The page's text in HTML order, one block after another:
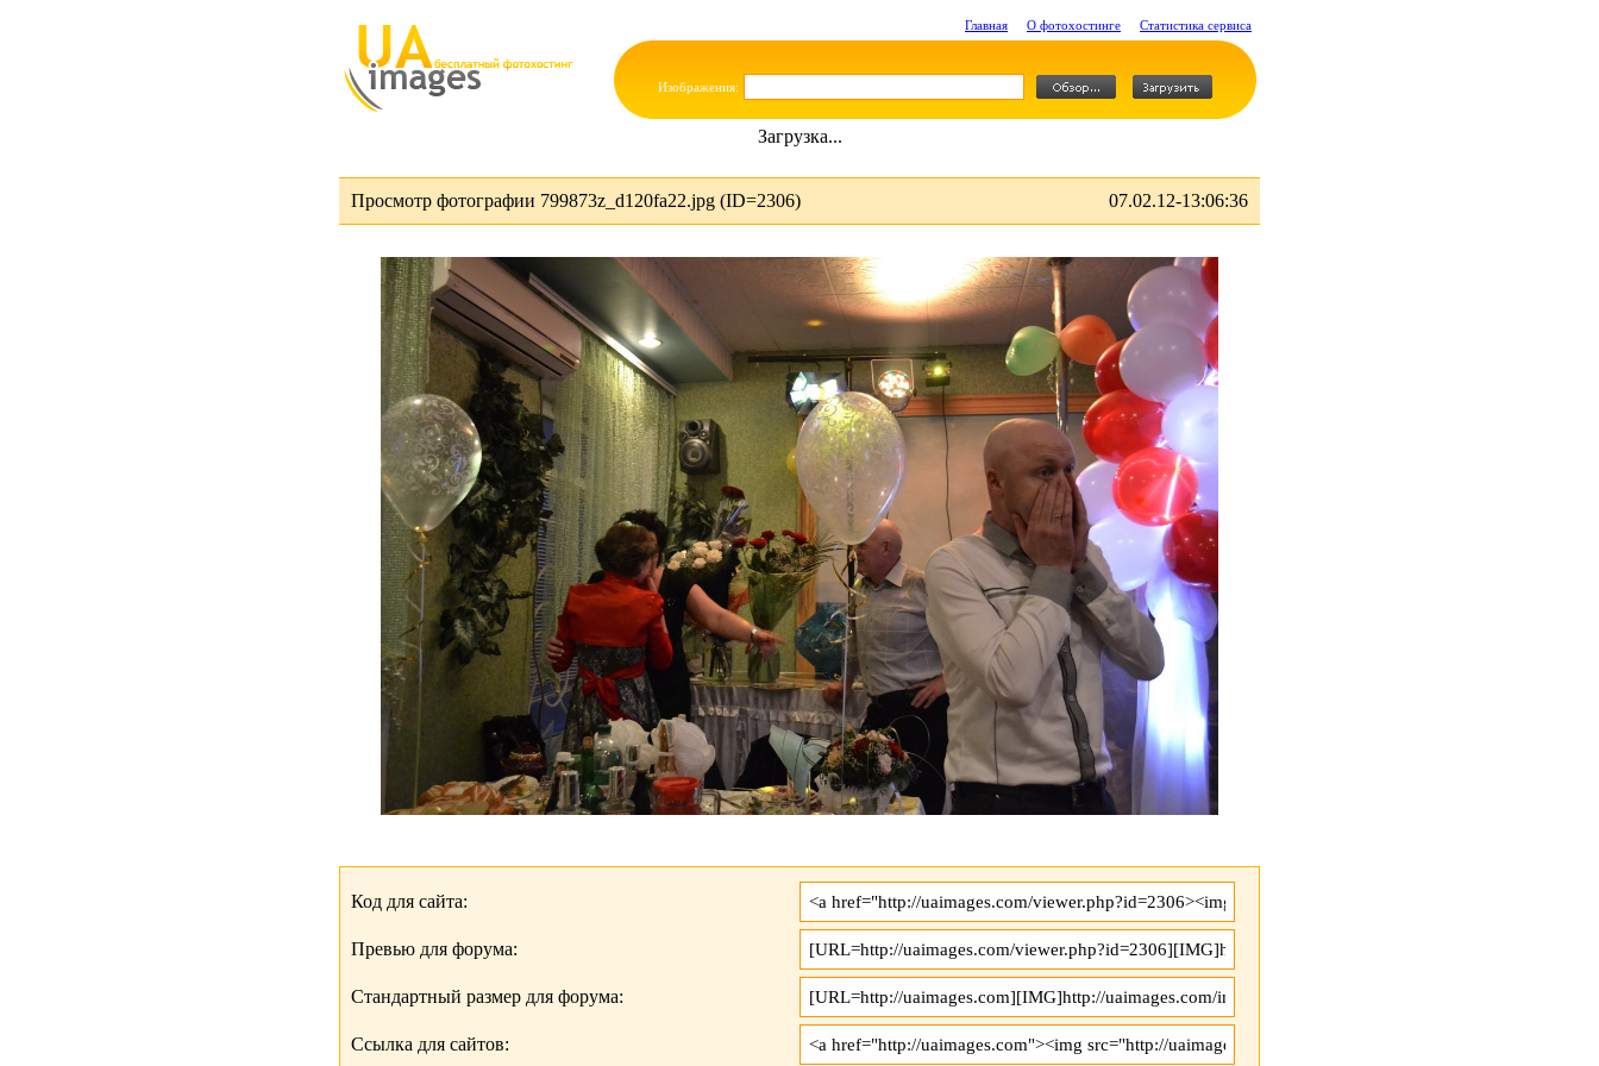
Главная О фотохостинге Статистика сервиса
Изображения:
Загрузка...
Просмотр фотографии 799873z_d120fa22.jpg (ID=2306) 07.02.12-13:06:36
Код для сайта:
Превью для форума:
Стандартный размер для форума:
Ссылка для сайтов: